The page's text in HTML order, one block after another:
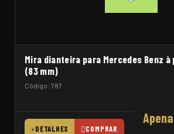
Mira dianteira para Mercedes Benz à
(83 mm)
Código: 787
DETALHES COMPRAR